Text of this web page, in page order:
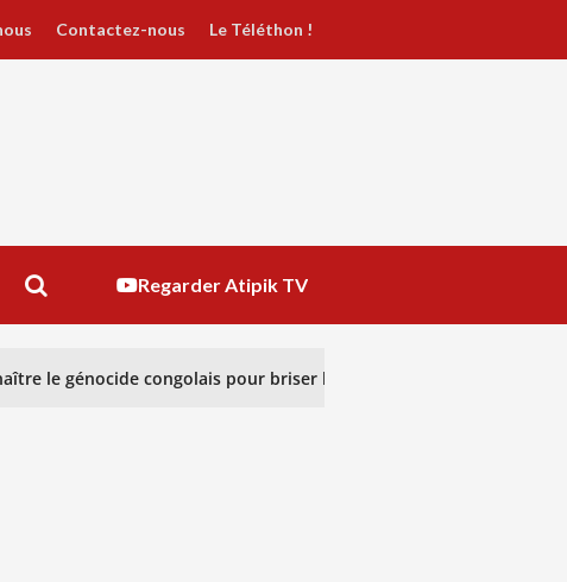
Contactez-nous Le Téléthon !
Regarder Atipik TV
le génocide congolais pour briser le silence